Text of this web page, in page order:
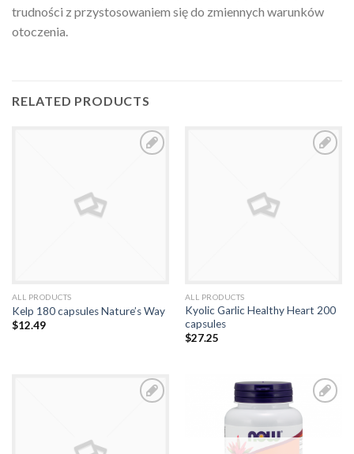
trudności z przystosowaniem się do zmiennych warunków
otoczenia.
RELATED PRODUCTS
ALL PRODUCTS
Kelp 180 capsules Nature’s Way
$12.49
ALL PRODUCTS
Kyolic Garlic Healthy Heart 200
capsules
$27.25